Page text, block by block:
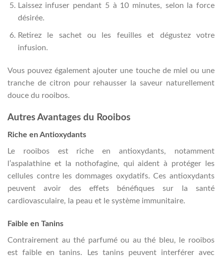
Laissez infuser pendant 5 à 10 minutes, selon la force
désirée.
Retirez le sachet ou les feuilles et dégustez votre
infusion.
Vous pouvez également ajouter une touche de miel ou une
tranche de citron pour rehausser la saveur naturellement
douce du rooibos.
Autres Avantages du Rooibos
Riche en Antioxydants
Le rooibos est riche en antioxydants, notamment
l’aspalathine et la nothofagine, qui aident à protéger les
cellules contre les dommages oxydatifs. Ces antioxydants
peuvent avoir des effets bénéfiques sur la santé
cardiovasculaire, la peau et le système immunitaire.
Faible en Tanins
Contrairement au thé parfumé ou au thé bleu, le rooibos
est faible en tanins. Les tanins peuvent interférer avec